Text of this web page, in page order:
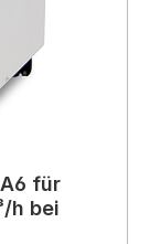
für
h bei